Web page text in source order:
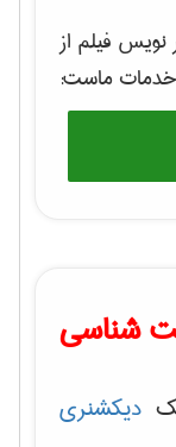
نویس فیلم از
ماست:
شناسی
دیکشنری